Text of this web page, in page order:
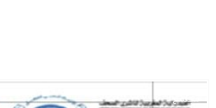
مجتمع